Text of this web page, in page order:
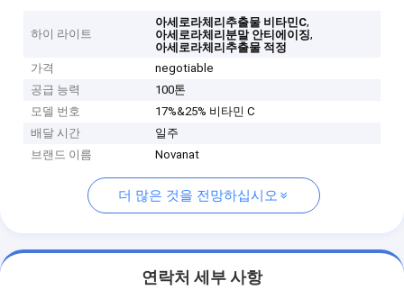
하이 라이트
아세로라체리추출물 비타민C,
아세로라체리분말 안티에이징,
아세로라체리추출물 적정
가격
negotiable
공급 능력
100톤
모델 번호
17%&25% 비타민 C
배달 시간
일주
브랜드 이름
Novanat
더 많은 것을 전망하십시오
연락처 세부 사항